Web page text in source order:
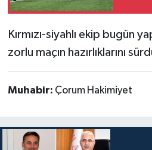
Kırmızı-siyahlı ekip bugün
zorlu maçın hazırlıklarını
Muhabir: Çorum Hakimiyet